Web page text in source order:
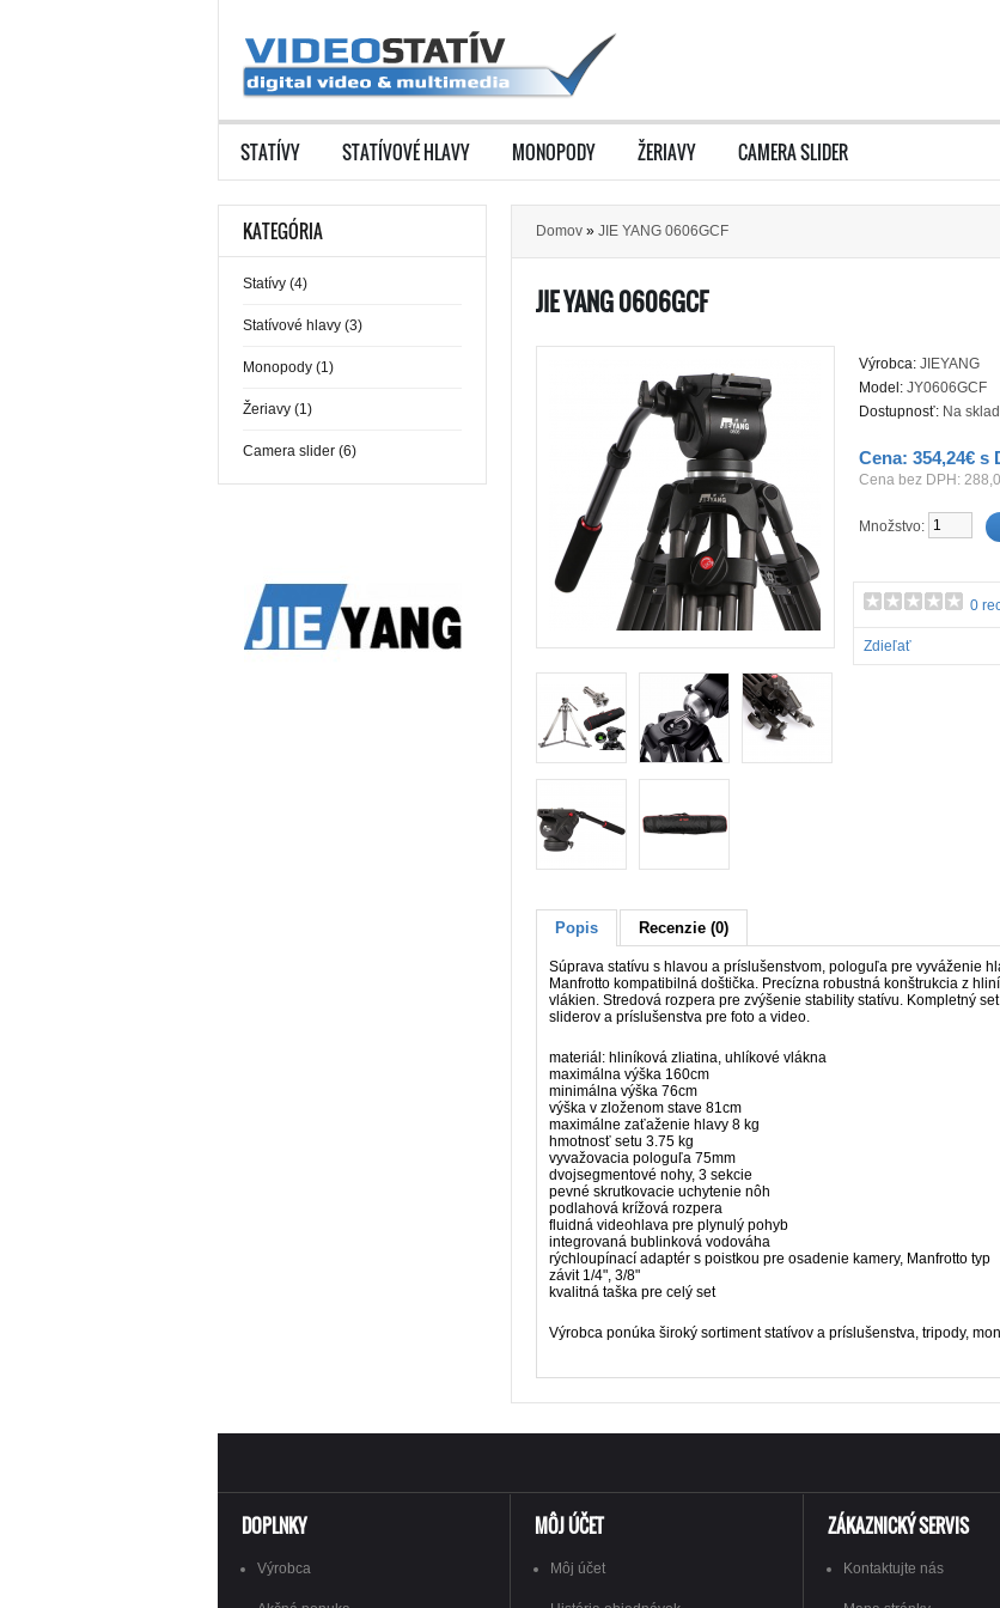
STATÍVY STATÍVOVÉ HLAVY MONOPODY ŽERIAVY CAMERA SLIDER
KATEGÓRIA
Statívy (4)
Statívové hlavy (3)
Monopody (1)
Žeriavy (1)
Camera slider (6)
Domov » JIE YANG 0606GCF
JIE YANG 0606GCF
Výrobca: JIEYANG
Model: JY0606GCF
Dostupnosť: Na
Cena: 354,24€ s
Cena bez DPH:
Množstvo:
0
Zdieľať
Popis Recenzie (0)
Súprava statívu s hlavou a príslušenstvom, pologuľa pre vyváženie
Manfrotto kompatibilná doštička. Precízna robustná konštrukcia z
vlákien. Stredová rozpera pre zvýšenie stability statívu. Kompletný
sliderov a príslušenstva pre foto a video.
materiál: hliníková zliatina, uhlíkové vlákna
maximálna výška 160cm
minimálna výška 76cm
výška v zloženom stave 81cm
maximálne zaťaženie hlavy 8 kg
hmotnosť setu 3.75 kg
vyvažovacia pologuľa 75mm
dvojsegmentové nohy, 3 sekcie
pevné skrutkovacie uchytenie nôh
podlahová krížová rozpera
fluidná videohlava pre plynulý pohyb
integrovaná bublinková vodováha
rýchloupínací adaptér s poistkou pre osadenie kamery, Manfrotto typ
závit 1/4", 3/8"
kvalitná taška pre celý set
Výrobca ponúka široký sortiment statívov a príslušenstva, tripody,
DOPLNKY
Výrobca
MÔJ ÚČET
Môj účet
ZÁKAZNICKÝ SERVIS
Kontaktujte nás